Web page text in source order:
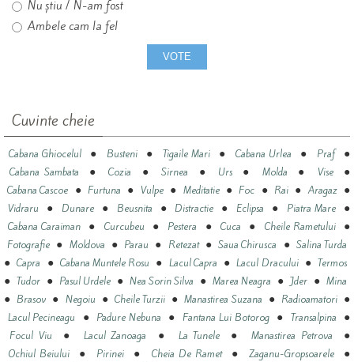
Nu știu / N-am fost
Ambele cam la fel
Cuvinte cheie
Cabana Ghiocelul ● Busteni● Tigaile Mari ● Cabana Urlea ● Praf●
Cabana Sambata ●Cozia ●Sirnea ● Urs● Molda ● Vise●
Cabana Cascoe ● Furtuna ● Vulpe● Meditatie● Foc ● Rai ●Aragaz●
Vidraru ● Dunare● Beusnita ● Distractie ● Eclipsa ● Piatra Mare ●
Cabana Caraiman ● Curcubeu ● Pestera ●Cuca ● Cheile Rametului●
Fotografie ● Moldova ● Parau ● Retezat●Saua Chirusca ● Salina Turda
●Capra ● Cabana Muntele Rosu ● Lacul Capra ●Lacul Dracului●Termos
● Tudor ● Pasul Urdele ● Nea Sorin Silva ● Marea Neagra ● Jder ● Mina
● Brasov ● Negoiu ● Cheile Turzii ●Manastirea Suzana ● Radioamatori●
Lacul Pecineagu ● Padure Nebuna ● Fantana Lui Botorog● Transalpina ●
Focul Viu ● Lacul Zanoaga ● La Tunele●Manastirea Petrova ●
Ochiul Beiului ● Pirinei ● Cheia De Ramet● Zaganu-Gropsoarele●